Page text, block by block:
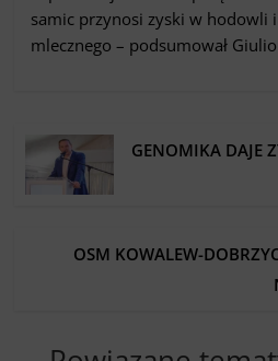
samic przynosi zyski w hodowli
mlecznego – podsumował
GENOMIKA DAJE
OSM KOWALEW-